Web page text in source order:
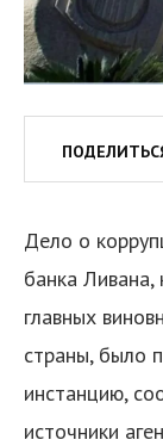
Дело о
банка
главных
страны, было
инстанцию,
источники